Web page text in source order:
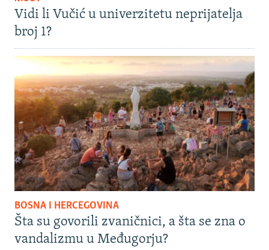
Vidi li Vučić u univerzitetu neprijatelja
broj 1?
BOSNA I HERCEGOVINA
Šta su govorili zvaničnici, a šta se zna o
vandalizmu u Međugorju?